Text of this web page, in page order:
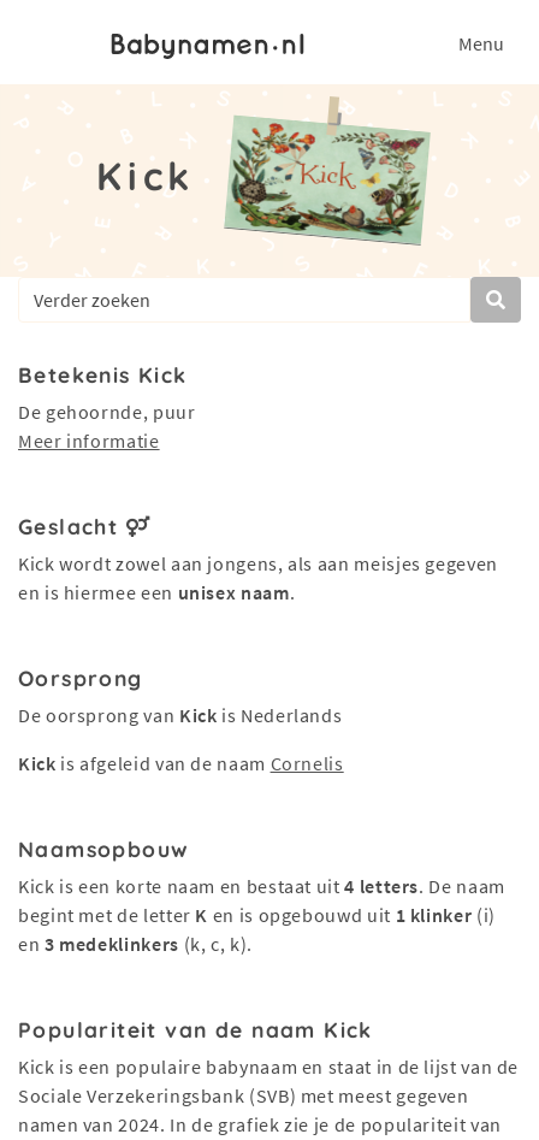
Menu
Kick
Betekenis Kick
De gehoornde, puur
Meer informatie
Geslacht
Kick wordt zowel aan jongens, als aan meisjes gegeven
en is hiermee een unisex naam.
Oorsprong
De oorsprong van Kick is Nederlands
Kick is afgeleid van de naam Cornelis
Naamsopbouw
Kick is een korte naam en bestaat uit4 letters. De naam
begint met de letter K en is opgebouwd uit 1 klinker (i)
en 3 medeklinkers (k, c, k).
Populariteit van de naam Kick
Kick is een populaire babynaam en staat in de lijst van de
Sociale Verzekeringsbank (SVB) met meest gegeven
namen van 2024. In de grafiek zie je de populariteit van